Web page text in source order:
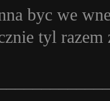
byc we
tyl